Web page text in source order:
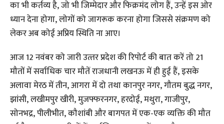
का भी कर्तव्य है, जो भी जिम्मेदार और फिक्रमंद लोग हैं, उन्हें इस ओर
ध्यान देना होगा, लोगों को जागरूक करना होगा जिससे संक्रमण को
लेकर अब कोई अप्रिय स्थिति ना आए।
आज 12 नवंबर को जारी उत्‍तर प्रदेश की रिपोर्ट की बात करें तो 21
मौतों में सर्वाधिक चार मौतें राजधानी लखनऊ में ही हुई हैं, इसके
अलावा मेरठ में तीन, आगरा में दो तथा कानपुर नगर, गौतम बुद्ध नगर,
झांसी, लखीमपुर खीरी, मुजफ्फरनगर, हरदोई, मथुरा, गाजीपुर,
सोनभद्र, पीलीभीत, कौशांबी और बागपत में एक-एक व्यक्ति की मौत